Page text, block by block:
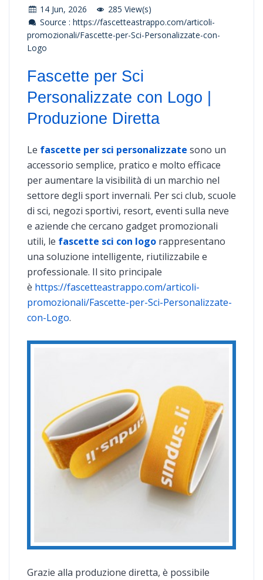
14 Jun, 2026
285 View(s)
Source : https://fascetteastrappo.com/articoli-
promozionali/Fascette-per-Sci-Personalizzate-con-
Logo
Fascette per Sci
Personalizzate con Logo |
Produzione Diretta
Le fascette per sci personalizzate sono un
accessorio semplice, pratico e molto efficace
per aumentare la visibilità di un marchio nel
settore degli sport invernali. Per sci club, scuole
di sci, negozi sportivi, resort, eventi sulla neve
e aziende che cercano gadget promozionali
utili, le fascette sci con logo rappresentano
una soluzione intelligente, riutilizzabile e
professionale. Il sito principale
è https://fascetteastrappo.com/articoli-
promozionali/Fascette-per-Sci-Personalizzate-
con-Logo.
Grazie alla produzione diretta, è possibile